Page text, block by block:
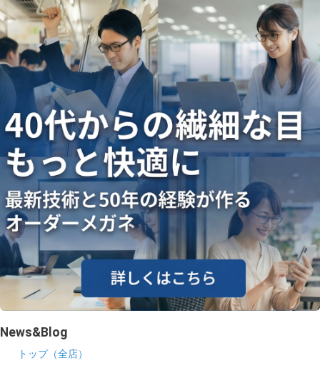
News&Blog
トップ（全店）